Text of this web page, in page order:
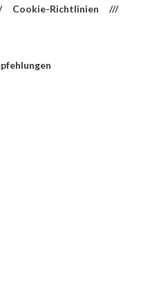
Cookie-Richtlinien ///